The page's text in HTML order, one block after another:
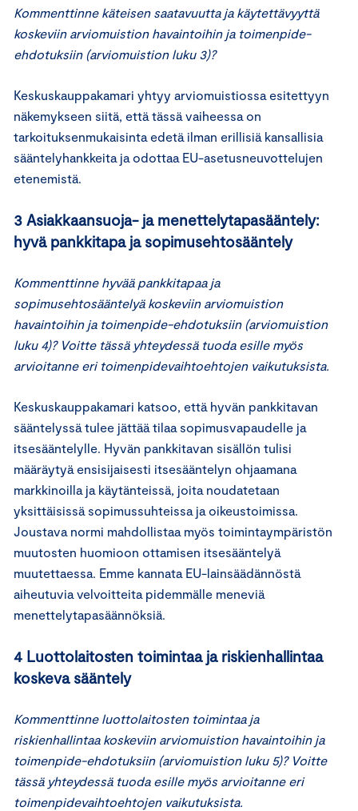
Kommenttinne käteisen saatavuutta ja käytettävyyttä
koskeviin arviomuistion havaintoihin ja toimenpide-
ehdotuksiin (arviomuistion luku 3)?
Keskuskauppakamari yhtyy arviomuistiossa esitettyyn
näkemykseen siitä, että tässä vaiheessa on
tarkoituksenmukaisinta edetä ilman erillisiä kansallisia
sääntelyhankkeita ja odottaa EU-asetusneuvottelujen
etenemistä.
3 Asiakkaansuoja- ja menettelytapasääntely:
hyvä pankkitapa ja sopimusehtosääntely
Kommenttinne hyvää pankkitapaa ja
sopimusehtosääntelyä koskeviin arviomuistion
havaintoihin ja toimenpide-ehdotuksiin (arviomuistion
luku 4)? Voitte tässä yhteydessä tuoda esille myös
arvioitanne eri toimenpidevaihtoehtojen vaikutuksista.
Keskuskauppakamari katsoo, että hyvän pankkitavan
sääntelyssä tulee jättää tilaa sopimusvapaudelle ja
itsesääntelylle. Hyvän pankkitavan sisällön tulisi
määräytyä ensisijaisesti itsesääntelyn ohjaamana
markkinoilla ja käytänteissä, joita noudatetaan
yksittäisissä sopimussuhteissa ja oikeustoimissa.
Joustava normi mahdollistaa myös toimintaympäristön
muutosten huomioon ottamisen itsesääntelyä
muutettaessa. Emme kannata EU-lainsäädännöstä
aiheutuvia velvoitteita pidemmälle meneviä
menettelytapasäännöksiä.
4 Luottolaitosten toimintaa ja riskienhallintaa
koskeva sääntely
Kommenttinne luottolaitosten toimintaa ja
riskienhallintaa koskeviin arviomuistion havaintoihin ja
toimenpide-ehdotuksiin (arviomuistion luku 5)? Voitte
tässä yhteydessä tuoda esille myös arvioitanne eri
toimenpidevaihtoehtojen vaikutuksista.